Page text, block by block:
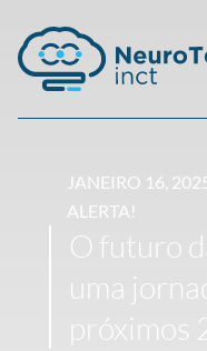
JANEIRO 16,
ALERTA!
O futuro
uma
próximos